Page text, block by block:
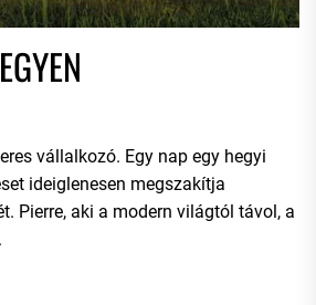
vállalkozó. Egy nap egy hegyi
ideiglenesen megszakítja
Pierre, aki a modern világtól távol, a